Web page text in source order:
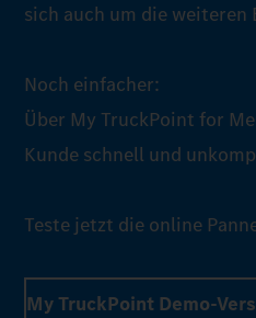
sich auch um die weiteren
Noch einfacher:
Über My TruckPoint for
Kunde schnell und
Teste jetzt die online
My TruckPoint Demo-